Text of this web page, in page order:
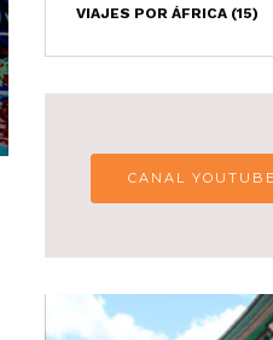
VIAJES POR ÁFRICA (15)
CANAL YOUTUBE